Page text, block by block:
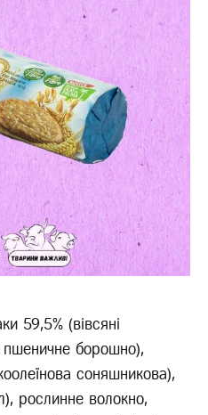
59,5% (вівсяні
пшеничне борошно),
соняшникова),
рослинне волокно,